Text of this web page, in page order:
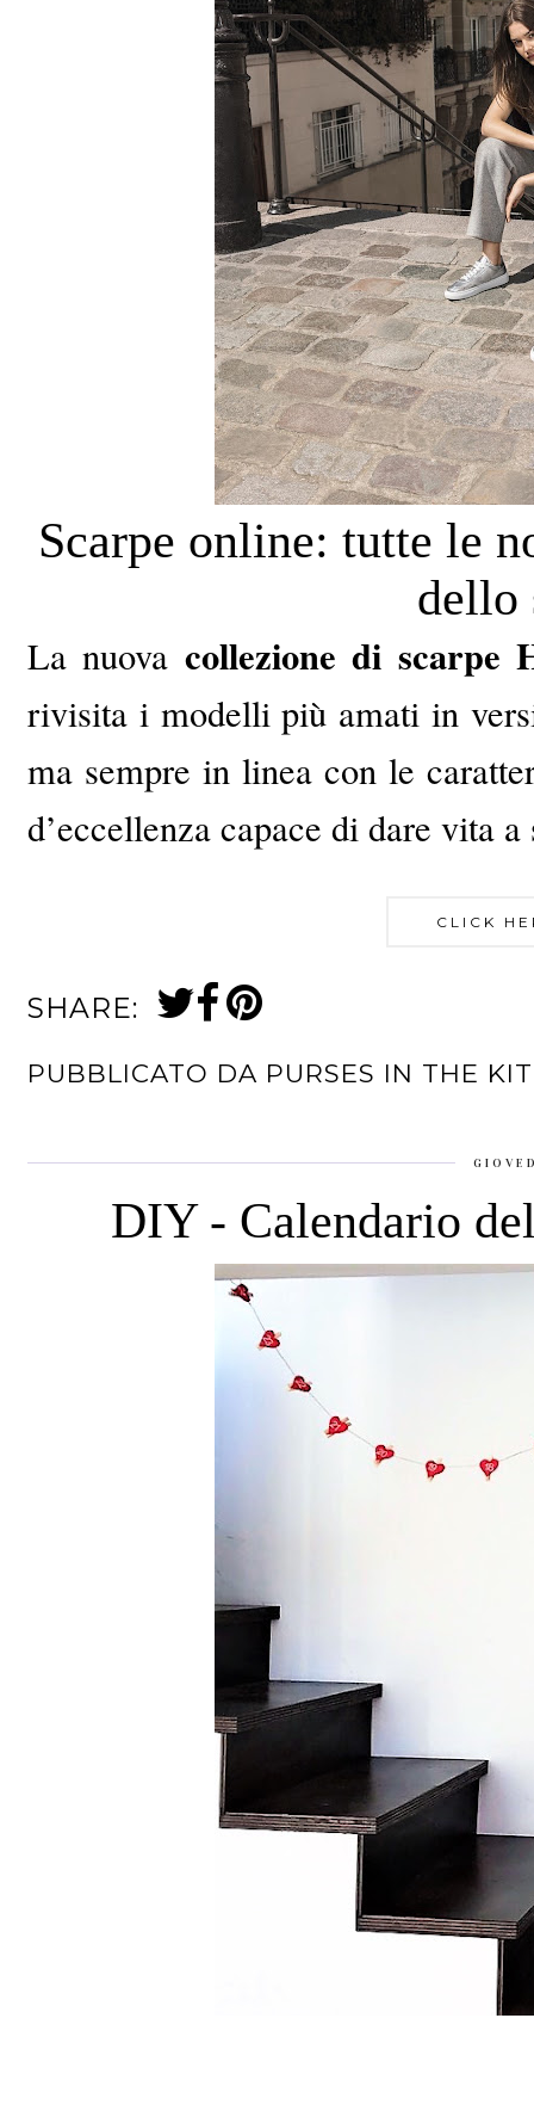
Scarpe online: tutte le
dello
La nuova collezione di scarpe
rivisita i modelli più amati in
ma sempre in linea con le
d’eccellenza capace di dare vita
CLICK
SHARE:
PUBBLICATO DA PURSES IN THE
DIY - Calendario